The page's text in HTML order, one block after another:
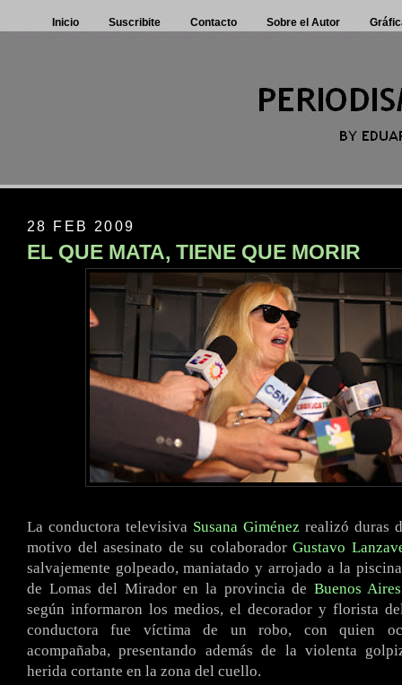
Inicio Suscribite Contacto Sobre el Autor
28 FEB 2009
EL QUE MATA, TIENE QUE MORIR
La conductora televisiva Susana Giménez realizó duras
motivo del asesinato de su colaborador Gustavo
salvajemente golpeado, maniatado y arrojado a la
de Lomas del Mirador en la provincia de Buenos Aires
según informaron los medios, el decorador y florista
conductora fue víctima de un robo, con quien
acompañaba, presentando además de la violenta
herida cortante en la zona del cuello.